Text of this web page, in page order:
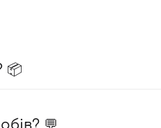
📦